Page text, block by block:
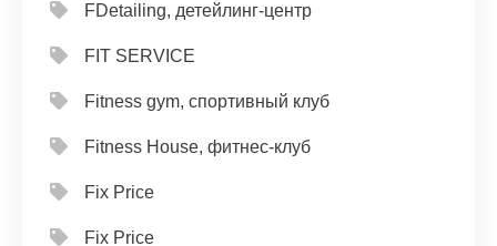
FDetailing, детейлинг-центр
FIT SERVICE
Fitness gym, спортивный клуб
Fitness House, фитнес-клуб
Fix Price
Fix Price